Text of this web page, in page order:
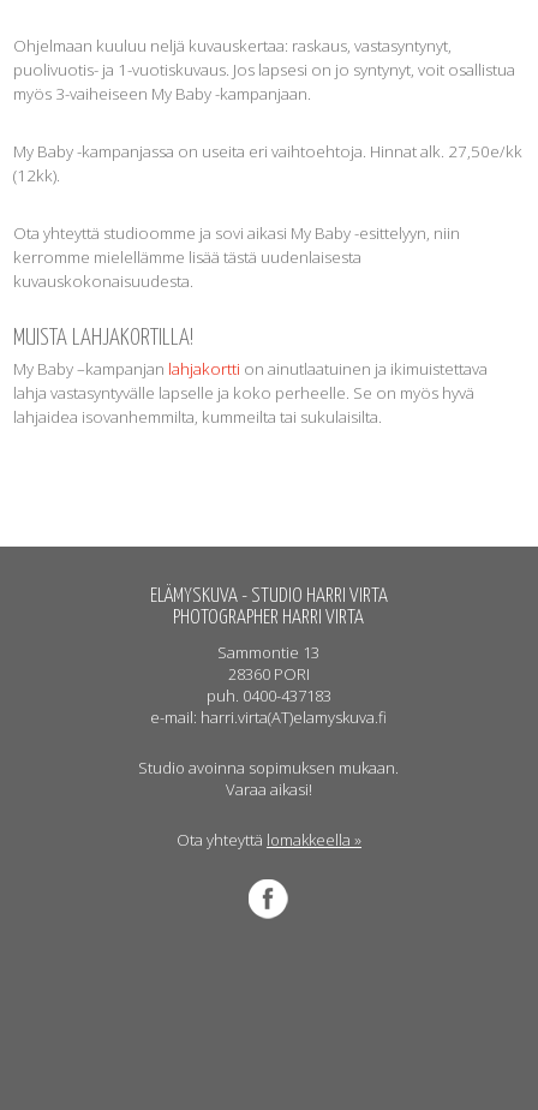
Ohjelmaan kuuluu neljä kuvauskertaa: raskaus, vastasyntynyt,
puolivuotis- ja 1-vuotiskuvaus. Jos lapsesi on jo syntynyt, voit osallistua
myös 3-vaiheiseen My Baby -kampanjaan.
My Baby -kampanjassa on useita eri vaihtoehtoja. Hinnat alk. 27,50e/kk
(12kk).
Ota yhteyttä studioomme ja sovi aikasi My Baby -esittelyyn, niin
kerromme mielellämme lisää tästä uudenlaisesta
kuvauskokonaisuudesta.
MUISTA LAHJAKORTILLA!
My Baby –kampanjan lahjakortti on ainutlaatuinen ja ikimuistettava
lahja vastasyntyvälle lapselle ja koko perheelle. Se on myös hyvä
lahjaidea isovanhemmilta, kummeilta tai sukulaisilta.
ELÄMYSKUVA - STUDIO HARRI VIRTA
PHOTOGRAPHER HARRI VIRTA
Sammontie 13
28360 PORI
puh. 0400-437183
e-mail: harri.virta(AT)elamyskuva.fi
Studio avoinna sopimuksen mukaan.
Varaa aikasi!
Ota yhteyttä lomakkeella »